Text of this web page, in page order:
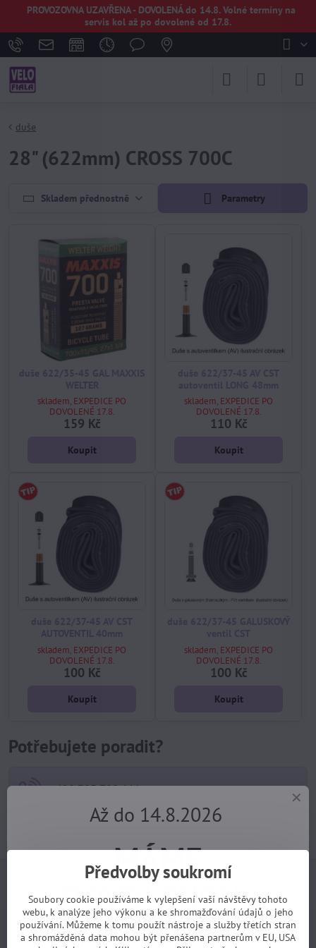
PROVOZOVNA UZAVŘENA - DOVOLENÁ do 14.8. Volné termíny na
servis kol až po dovolené od 17.8.
duše
28" (622mm) CROSS 700C
Skladem přednostně Parametry
skladem, EXPEDICE PO
DOVOLENÉ 17.8.
159 Kč
Koupit
skladem, EXPEDICE PO
DOVOLENÉ 17.8.
110 Kč
Koupit
skladem, EXPEDICE PO
DOVOLENÉ 17.8.
100 Kč
Koupit
skladem, EXPEDICE PO
DOVOLENÉ 17.8.
100 Kč
Koupit
Potřebujete poradit?
+420 725 729 111
tomas​@velofiala​.cz
Jak jsou s našimi službami spokojeni samotní
zákazníci? (z webu Heuréka)
Předvolby soukromí
Soubory cookie používáme k vylepšení vaší návštěvy tohoto
webu, k analýze jeho výkonu a ke shromažďování údajů o jeho
používání. Můžeme k tomu použít nástroje a služby třetích stran
a shromážděná data mohou být přenášena partnerům v EU, USA
Až do 14.8.2026
MÁME
DOVOLENOU.
Objednávky z e-shopu budeme